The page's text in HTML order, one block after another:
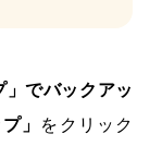
でバックアッ
」 をクリック